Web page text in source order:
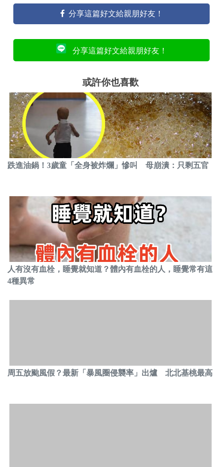
分享這篇好文給親朋好友！
分享這篇好文給親朋好友！
或許你也喜歡
跌進油鍋！3歲童「全身被炸爛」慘叫 母崩潰：只剩五官
人有沒有血栓，睡覺就知道？體內有血栓的人，睡覺常有這
4種異常
周五放颱風假？最新「暴風圈侵襲率」出爐 北北基桃最高